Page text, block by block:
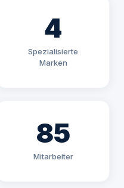
4
Spezialisierte
Marken
85
Mitarbeiter